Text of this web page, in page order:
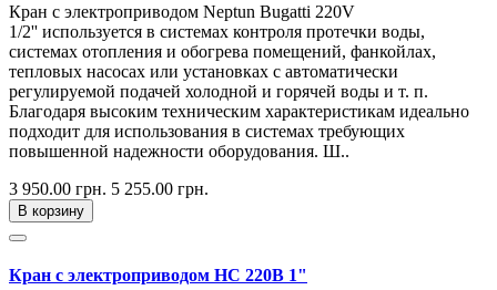
Кран с электроприводом Neptun Bugatti 220V
1/2'' используется в системах контроля протечки воды,
системах отопления и обогрева помещений, фанкойлах,
тепловых насосах или установках с автоматически
регулируемой подачей холодной и горячей воды и т. п.
Благодаря высоким техническим характеристикам идеально
подходит для использования в системах требующих
повышенной надежности оборудования. Ш..
3 950.00 грн. 5 255.00 грн.
В корзину
Кран с электроприводом HC 220В 1"